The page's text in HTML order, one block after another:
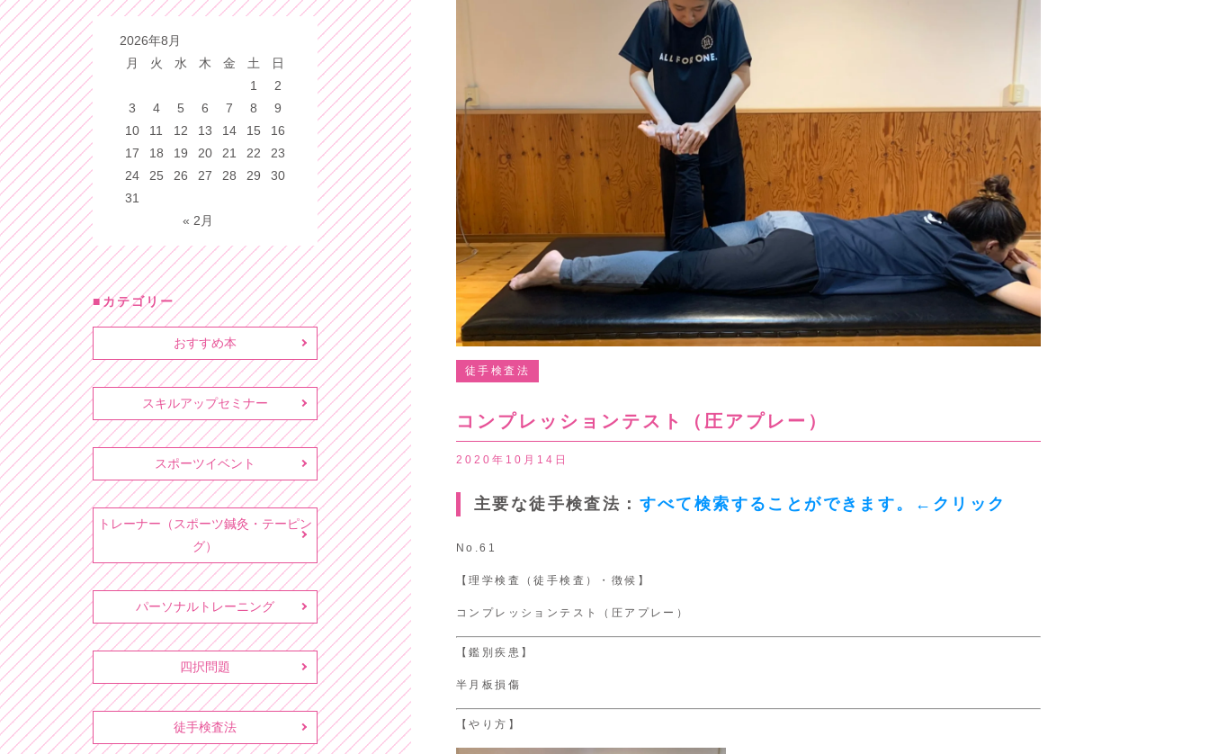
徒手検査法
コンプレッションテスト（圧アプレー）
2020年10月14日
主要な徒手検査法： すべて検索することができます。←クリック
No.61
【理学検査（徒手検査）・徴候】
コンプレッションテスト（圧アプレー）
【鑑別疾患】
半月板損傷
【やり方】
2026年8月
月
火 水 木 金 土
日
1
2
3
4 5 6 7 8
9
10
11 12 13 14 15
16
17
18 19 20 21 22
23
24
25 26 27 28 29
30
31
« 2月
カテゴリー
おすすめ本
スキルアップセミナー
スポーツイベント
トレーナー（スポーツ鍼灸・テーピン
グ）
パーソナルトレーニング
四択問題
徒手検査法